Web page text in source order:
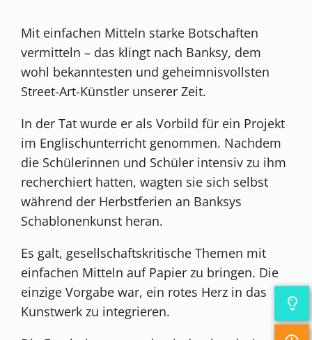
Mit einfachen Mitteln starke Botschaften
vermitteln – das klingt nach Banksy, dem
wohl bekanntesten und geheimnisvollsten
Street-Art-Künstler unserer Zeit.
In der Tat wurde er als Vorbild für ein Projekt
im Englischunterricht genommen. Nachdem
die Schülerinnen und Schüler intensiv zu ihm
recherchiert hatten, wagten sie sich selbst
während der Herbstferien an Banksys
Schablonenkunst heran.
Es galt, gesellschaftskritische Themen mit
einfachen Mitteln auf Papier zu bringen. Die
einzige Vorgabe war, ein rotes Herz in das
Kunstwerk zu integrieren.